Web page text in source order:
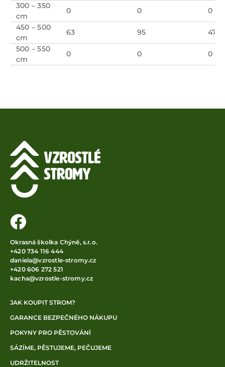
300 – 350
cm
0 0
0
450 – 500
cm
63 95
47
500 – 550
cm
0 0 0
Okrasná školka Chýně, s.r.o.
+420 734 116 444
daniela@vzrostle-stromy.cz
+420 606 272 521
kacha@vzrostle-stromy.cz
JAK KOUPIT STROM?
GARANCE BEZPEČNÉHO NÁKUPU
POKYNY PRO PĚSTOVÁNÍ
SÁZÍME, PĚSTUJEME, PEČUJEME
UDRŽITELNOST